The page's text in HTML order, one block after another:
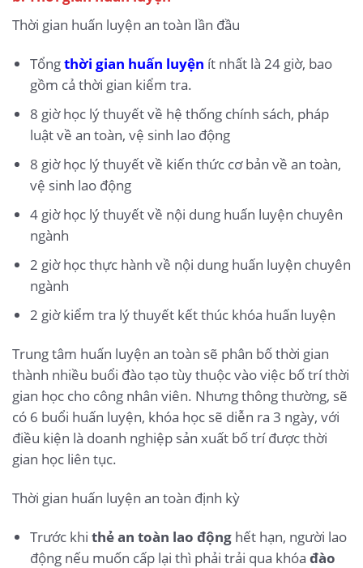
Thời gian huấn luyện an toàn lần đầu
Tổngthời gian huấn luyện ít nhất là 24 giờ, bao
gồm cả thời gian kiểm tra.
8 giờ học lý thuyết về hệ thống chính sách, pháp
luật về an toàn, vệ sinh lao động
8 giờ học lý thuyết về kiến thức cơ bản về an toàn,
vệ sinh lao động
4 giờ học lý thuyết về nội dung huấn luyện chuyên
ngành
2 giờ học thực hành về nội dung huấn luyện chuyên
ngành
2 giờ kiểm tra lý thuyết kết thúc khóa huấn luyện
Trung tâm huấn luyện an toàn sẽ phân bố thời gian
thành nhiều buổi đào tạo tùy thuộc vào việc bố trí thời
gian học cho công nhân viên. Nhưng thông thường, sẽ
có 6 buổi huấn luyện, khóa học sẽ diễn ra 3 ngày, với
điều kiện là doanh nghiệp sản xuất bố trí được thời
gian học liên tục.
Thời gian huấn luyện an toàn định kỳ
Trước khi thẻ an toàn lao độnghết hạn, người lao
động nếu muốn cấp lại thì phải trải qua khóa đào